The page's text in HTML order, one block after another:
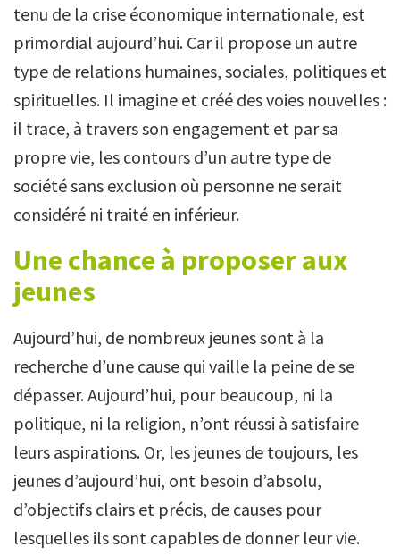
tenu de la crise économique internationale, est
primordial aujourd’hui. Car il propose un autre
type de relations humaines, sociales, politiques et
spirituelles. Il imagine et créé des voies nouvelles :
il trace, à travers son engagement et par sa
propre vie, les contours d’un autre type de
société sans exclusion où personne ne serait
considéré ni traité en inférieur.
Une chance à proposer aux
jeunes
Aujourd’hui, de nombreux jeunes sont à la
recherche d’une cause qui vaille la peine de se
dépasser. Aujourd’hui, pour beaucoup, ni la
politique, ni la religion, n’ont réussi à satisfaire
leurs aspirations. Or, les jeunes de toujours, les
jeunes d’aujourd’hui, ont besoin d’absolu,
d’objectifs clairs et précis, de causes pour
lesquelles ils sont capables de donner leur vie.